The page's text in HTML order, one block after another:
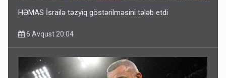
HƏMAS İsrailə təzyiq göstərilməsini tələb etdi
6 Avqust 20:04